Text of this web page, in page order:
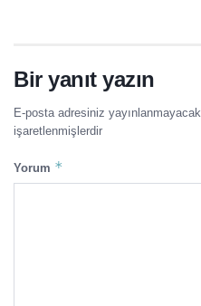
Bir yanıt yazın
E-posta adresiniz yayınlanmayacak.
işaretlenmişlerdir
Yorum *